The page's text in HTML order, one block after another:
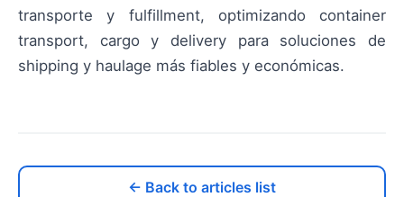
transporte y fulfillment, optimizando container
transport, cargo y delivery para soluciones de
shipping y haulage más fiables y económicas.
← Back to articles list